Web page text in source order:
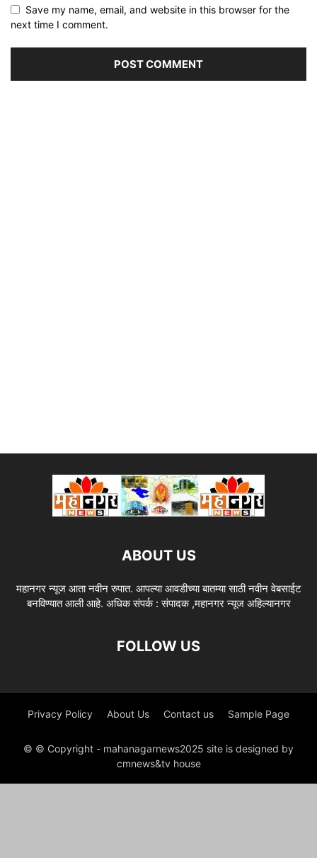
Save my name, email, and website in this browser for the
next time I comment.
ABOUT US
महानगर न्यूज आता नवीन रुपात. आपल्या आवडीच्या बातम्या साठी नवीन वेबसाईट
बनविण्यात आली आहे. अधिक संपर्क : संपादक ,महानगर न्यूज अहिल्यानगर
FOLLOW US
Privacy Policy About Us Contact us Sample Page
© © Copyright - mahanagarnews2025 site is designed by
cmnews&tv house